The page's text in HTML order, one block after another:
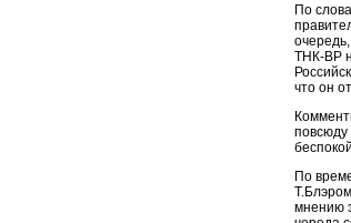
По
ТНК-ВР
что он
повсюду
По
мнению